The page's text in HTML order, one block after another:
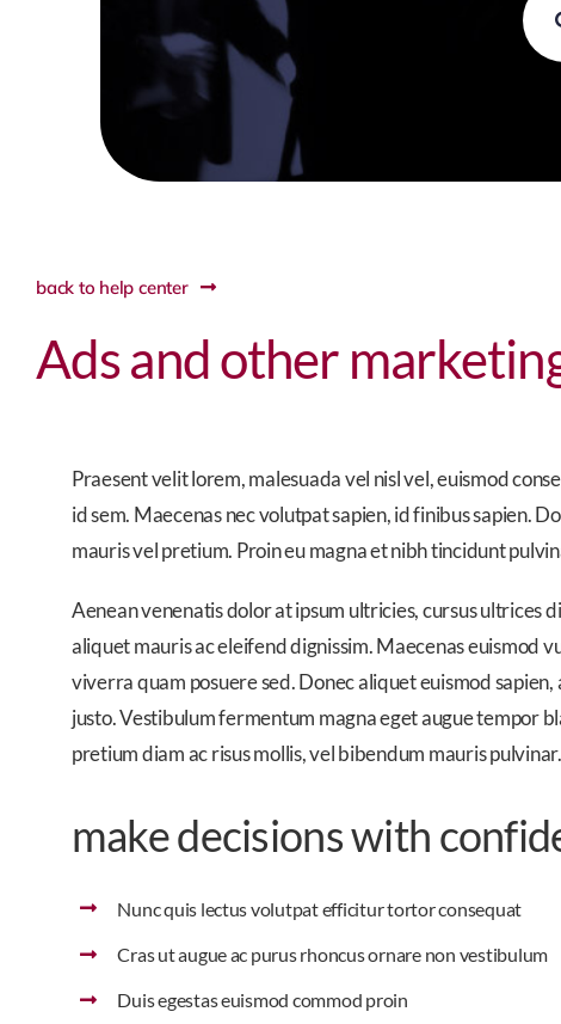
for:
back to help center
Ads and other
Praesent velit lorem, malesuada vel nisl vel, euismod
id sem. Maecenas nec volutpat sapien, id finibus sapien.
mauris vel pretium. Proin eu magna et nibh tincidunt
Aenean venenatis dolor at ipsum ultricies, cursus ultrices
aliquet mauris ac eleifend dignissim. Maecenas euismod
viverra quam posuere sed. Donec aliquet euismod
justo. Vestibulum fermentum magna eget augue tempor
pretium diam ac risus mollis, vel bibendum mauris pulvinar.
make decisions with
Nunc quis lectus volutpat efficitur tortor consequat
Cras ut augue ac purus rhoncus ornare non vestibulum
Duis egestas euismod commod proin